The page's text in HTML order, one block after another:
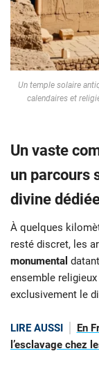
Un temple solaire
calendaires et
Un vaste
un parcours
divine
À quelques
resté discret, les
monumental
ensemble
exclusivement le
LIRE AUSSI
En
l’esclavage chez